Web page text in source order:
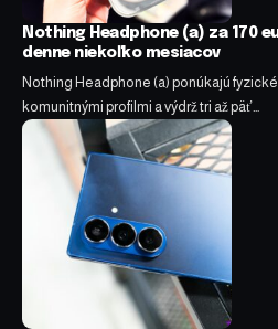
Nothing Headphone (a) za 170
denne niekoľko mesiacov
Nothing Headphone (a) ponúkajú
komunitnými profilmi a výdrž tri až päť…